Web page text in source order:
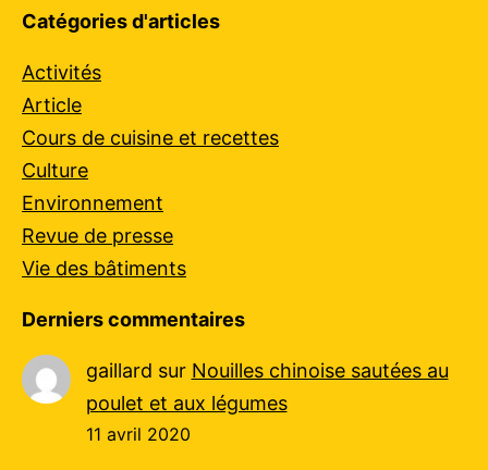
Catégories d'articles
Activités
Article
Cours de cuisine et recettes
Culture
Environnement
Revue de presse
Vie des bâtiments
Derniers commentaires
gaillard sur Nouilles chinoise sautées au
poulet et aux légumes
11 avril 2020